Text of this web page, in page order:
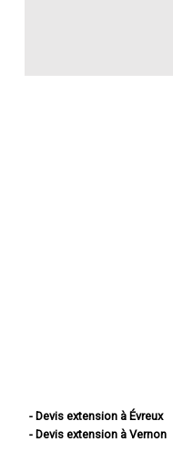
- Devis extension à Évreux
- Devis extension à Vernon